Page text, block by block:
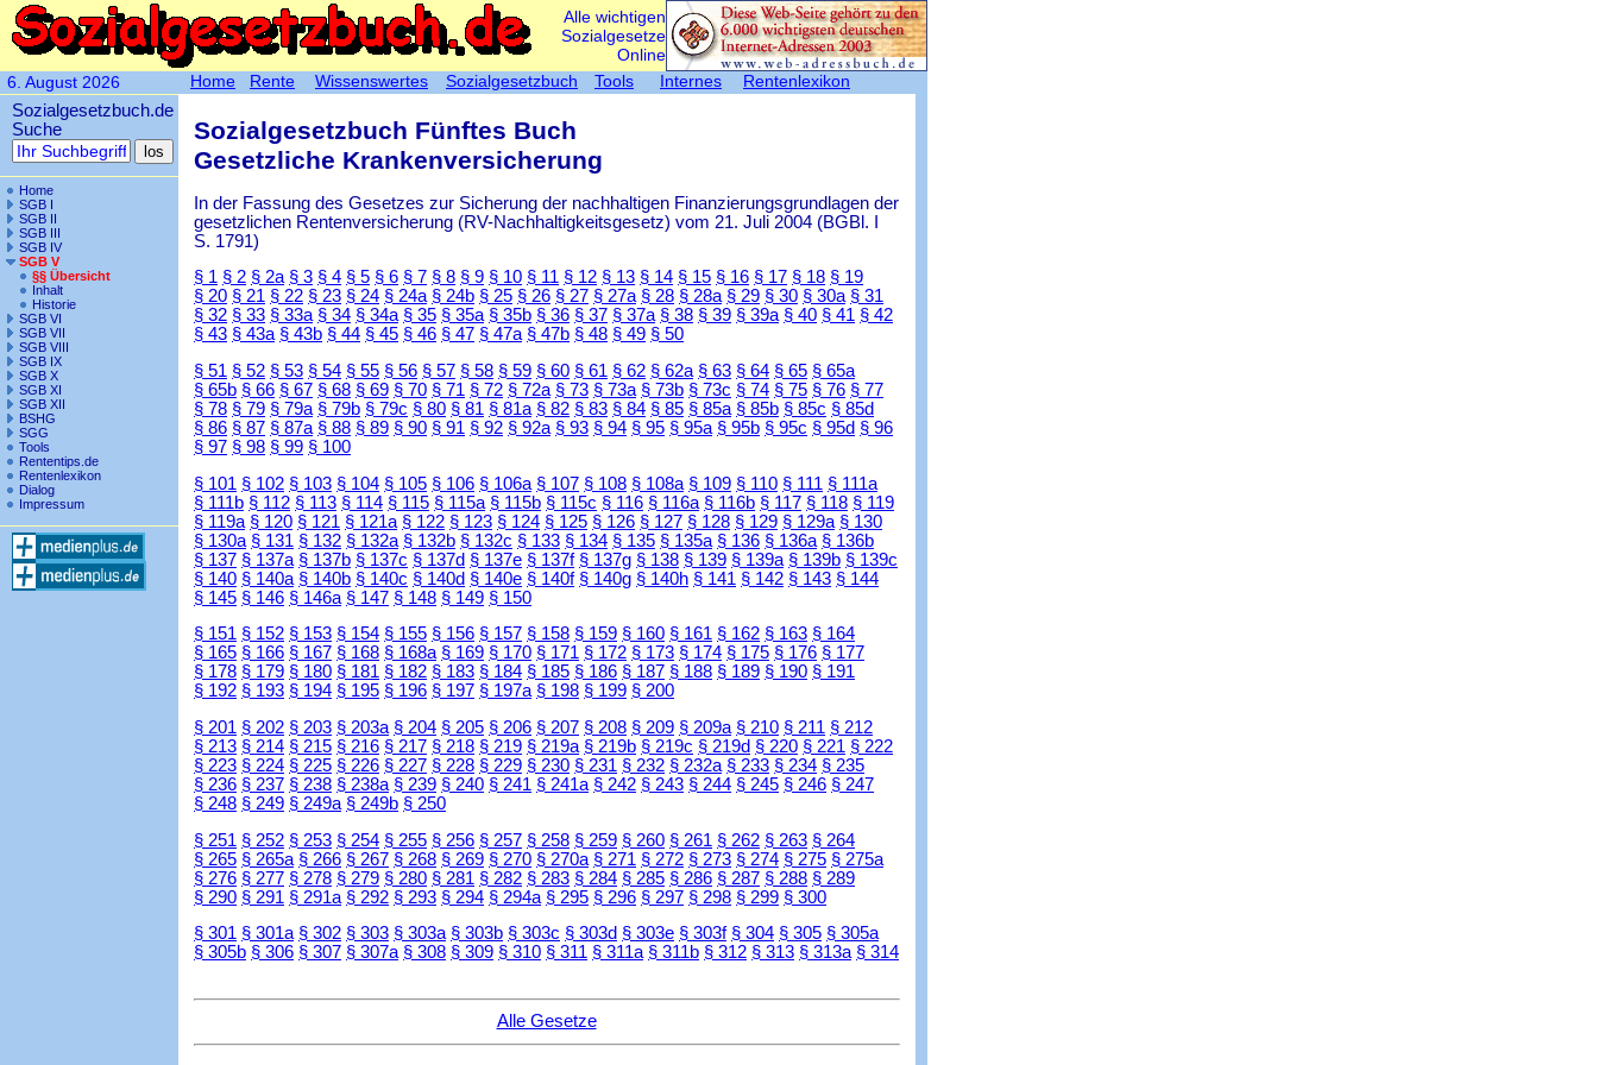
Alle wichtigen
Sozialgesetze
Online
6. August 2026
Sozialgesetzbuch.de
Suche
Home
SGB I
SGB II
SGB III
SGB IV
SGB V
§§ Übersicht
Inhalt
Historie
SGB VI
SGB VII
SGB VIII
SGB IX
SGB X
SGB XI
SGB XII
BSHG
SGG
Tools
Rententips.de
Rentenlexikon
Dialog
Impressum
Sozialgesetzbuch Fünftes Buch
Gesetzliche Krankenversicherung
In der Fassung des Gesetzes zur Sicherung der nachhaltigen Finanzierungsgrundlagen der
gesetzlichen Rentenversicherung (RV-Nachhaltigkeitsgesetz) vom 21. Juli 2004 (BGBl. I
S. 1791)
§ 1 § 2 § 2a § 3 § 4 § 5 § 6 § 7 § 8 § 9 § 10 § 11 § 12 § 13 § 14 § 15 § 16 § 17 § 18 § 19
§ 20 § 21 § 22 § 23 § 24 § 24a § 24b § 25 § 26 § 27 § 27a § 28 § 28a § 29 § 30 § 30a § 31
§ 32 § 33 § 33a § 34 § 34a § 35 § 35a § 35b § 36 § 37 § 37a § 38 § 39 § 39a § 40 § 41 § 42
§ 43 § 43a § 43b § 44 § 45 § 46 § 47 § 47a § 47b § 48 § 49 § 50
§ 51 § 52 § 53 § 54 § 55 § 56 § 57 § 58 § 59 § 60 § 61 § 62 § 62a § 63 § 64 § 65 § 65a
§ 65b § 66 § 67 § 68 § 69 § 70 § 71 § 72 § 72a § 73 § 73a § 73b § 73c § 74 § 75 § 76 § 77
§ 78 § 79 § 79a § 79b § 79c § 80 § 81 § 81a § 82 § 83 § 84 § 85 § 85a § 85b § 85c § 85d
§ 86 § 87 § 87a § 88 § 89 § 90 § 91 § 92 § 92a § 93 § 94 § 95 § 95a § 95b § 95c § 95d § 96
§ 97 § 98 § 99 § 100
§ 101 § 102 § 103 § 104 § 105 § 106 § 106a § 107 § 108 § 108a § 109 § 110 § 111 § 111a
§ 111b § 112 § 113 § 114 § 115 § 115a § 115b § 115c § 116 § 116a § 116b § 117 § 118 § 119
§ 119a § 120 § 121 § 121a § 122 § 123 § 124 § 125 § 126 § 127 § 128 § 129 § 129a § 130
§ 130a § 131 § 132 § 132a § 132b § 132c § 133 § 134 § 135 § 135a § 136 § 136a § 136b
§ 137 § 137a § 137b § 137c § 137d § 137e § 137f § 137g § 138 § 139 § 139a § 139b § 139c
§ 140 § 140a § 140b § 140c § 140d § 140e § 140f § 140g § 140h § 141 § 142 § 143 § 144
§ 145 § 146 § 146a § 147 § 148 § 149 § 150
§ 151 § 152 § 153 § 154 § 155 § 156 § 157 § 158 § 159 § 160 § 161 § 162 § 163 § 164
§ 165 § 166 § 167 § 168 § 168a § 169 § 170 § 171 § 172 § 173 § 174 § 175 § 176 § 177
§ 178 § 179 § 180 § 181 § 182 § 183 § 184 § 185 § 186 § 187 § 188 § 189 § 190 § 191
§ 192 § 193 § 194 § 195 § 196 § 197 § 197a § 198 § 199 § 200
§ 201 § 202 § 203 § 203a § 204 § 205 § 206 § 207 § 208 § 209 § 209a § 210 § 211 § 212
§ 213 § 214 § 215 § 216 § 217 § 218 § 219 § 219a § 219b § 219c § 219d § 220 § 221 § 222
§ 223 § 224 § 225 § 226 § 227 § 228 § 229 § 230 § 231 § 232 § 232a § 233 § 234 § 235
§ 236 § 237 § 238 § 238a § 239 § 240 § 241 § 241a § 242 § 243 § 244 § 245 § 246 § 247
§ 248 § 249 § 249a § 249b § 250
§ 251 § 252 § 253 § 254 § 255 § 256 § 257 § 258 § 259 § 260 § 261 § 262 § 263 § 264
§ 265 § 265a § 266 § 267 § 268 § 269 § 270 § 270a § 271 § 272 § 273 § 274 § 275 § 275a
§ 276 § 277 § 278 § 279 § 280 § 281 § 282 § 283 § 284 § 285 § 286 § 287 § 288 § 289
§ 290 § 291 § 291a § 292 § 293 § 294 § 294a § 295 § 296 § 297 § 298 § 299 § 300
§ 301 § 301a § 302 § 303 § 303a § 303b § 303c § 303d § 303e § 303f § 304 § 305 § 305a
§ 305b § 306 § 307 § 307a § 308 § 309 § 310 § 311 § 311a § 311b § 312 § 313 § 313a § 314
Alle Gesetze
Home Rente Wissenswertes Sozialgesetzbuch Tools Internes Rentenlexikon